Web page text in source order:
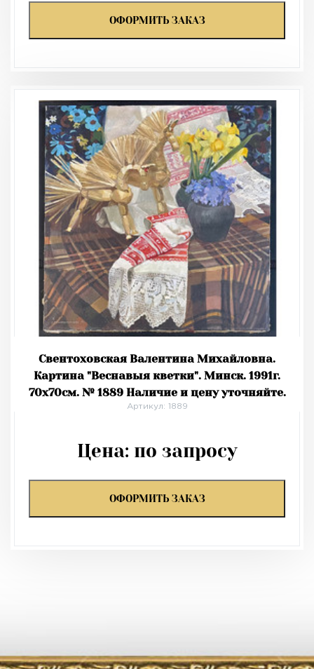
ОФОРМИТЬ ЗАКАЗ
Свентоховская Валентина Михайловна.
Картина "Веснавыя кветки". Минск. 1991г.
70х70см. № 1889 Наличие и цену уточняйте.
Артикул: 1889
Цена: по запросу
ОФОРМИТЬ ЗАКАЗ